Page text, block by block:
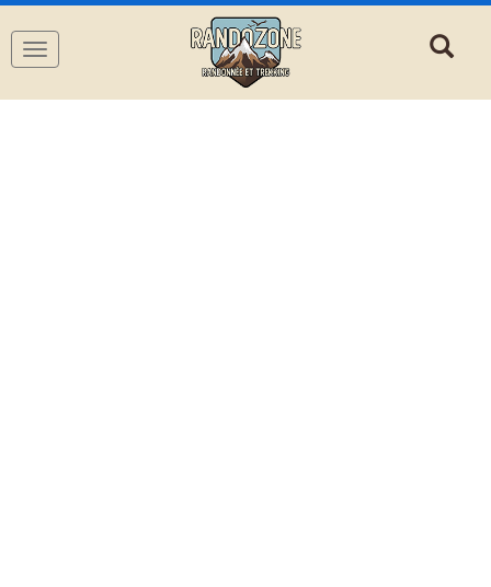
Navigation